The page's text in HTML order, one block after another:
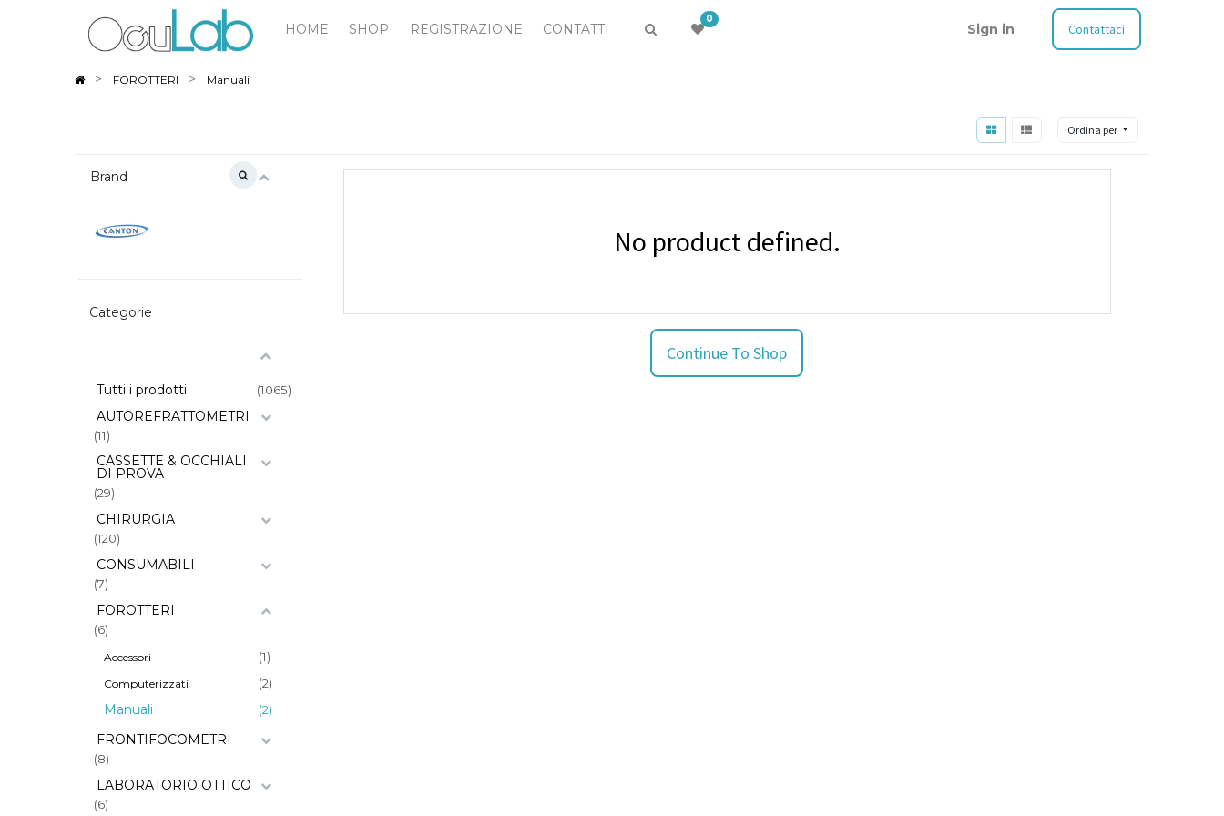
HOME SHOP REGISTRAZIONE CONTATTI
0
Sign in Contattaci
FOROTTERI Manuali
Ordina per
Brand
Categorie
Tutti i prodotti (1065)
AUTOREFRATTOMETRI
(11)
CASSETTE & OCCHIALI
DI PROVA
(29)
CHIRURGIA
(120)
CONSUMABILI
(7)
FOROTTERI
(6)
Accessori (1)
Computerizzati (2)
Manuali (2)
FRONTIFOCOMETRI
(8)
LABORATORIO OTTICO
(6)
No product defined.
Continue To Shop